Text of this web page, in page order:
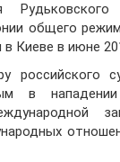
общего
Киеве в июне
российского
в